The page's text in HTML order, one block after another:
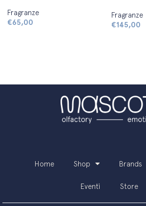
Fragranze
€65,00
Fragranze
€145,00
Home Shop Brands
Eventi Store